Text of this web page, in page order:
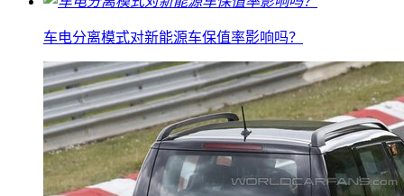
车电分离模式对新能源车保值率影响吗？